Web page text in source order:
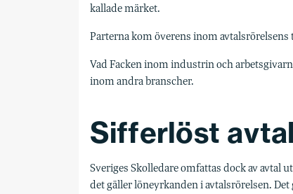
kallade märket.
Parterna kom överens inom avtalsrörelsens
Vad Facken inom industrin och
inom andra branscher.
Sifferlöst avtal
Sveriges Skolledare omfattas dock av avtal
det gäller löneyrkanden i avtalsrörelsen.